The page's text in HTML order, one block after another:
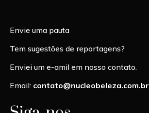
Envie uma pauta
Tem sugestões de reportagens?
Enviei um e-amil em nosso contato.
Email: contato@nucleobeleza.com.br